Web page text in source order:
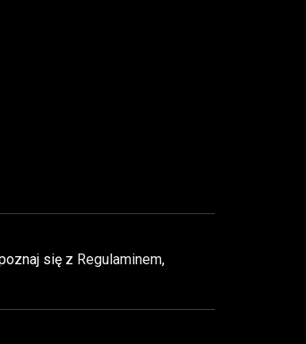
się z Regulaminem,